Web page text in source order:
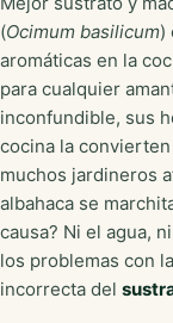
(Ocimum basilicum)
aromáticas en la
para cualquier
inconfundible, sus
cocina la
muchos jardineros
albahaca se
causa? Ni el agua,
los problemas con
incorrecta del